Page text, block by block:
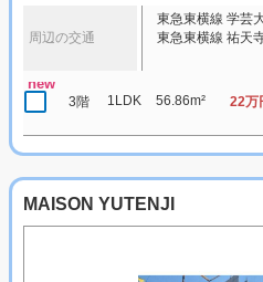
周辺の交通
東急東横線 学芸
東急東横線 祐天
new
3階 1LDK 56.86m² 22万
MAISON YUTENJI